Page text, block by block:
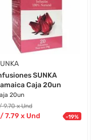
SUNKA
Caja 20un
20un
9.70 x Und
7.79 x Und -19%